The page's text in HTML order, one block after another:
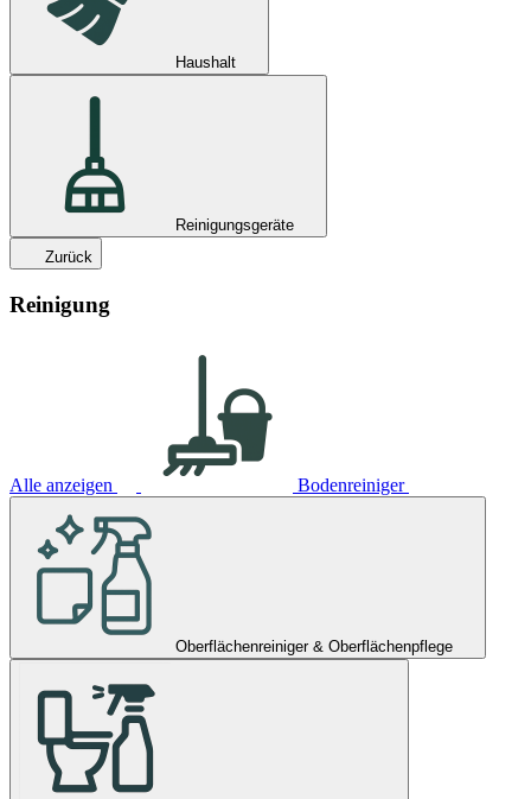
Haushalt
Reinigungsgeräte
Zurück
Reinigung
Alle anzeigen Bodenreiniger
Oberflächenreiniger & Oberflächenpflege